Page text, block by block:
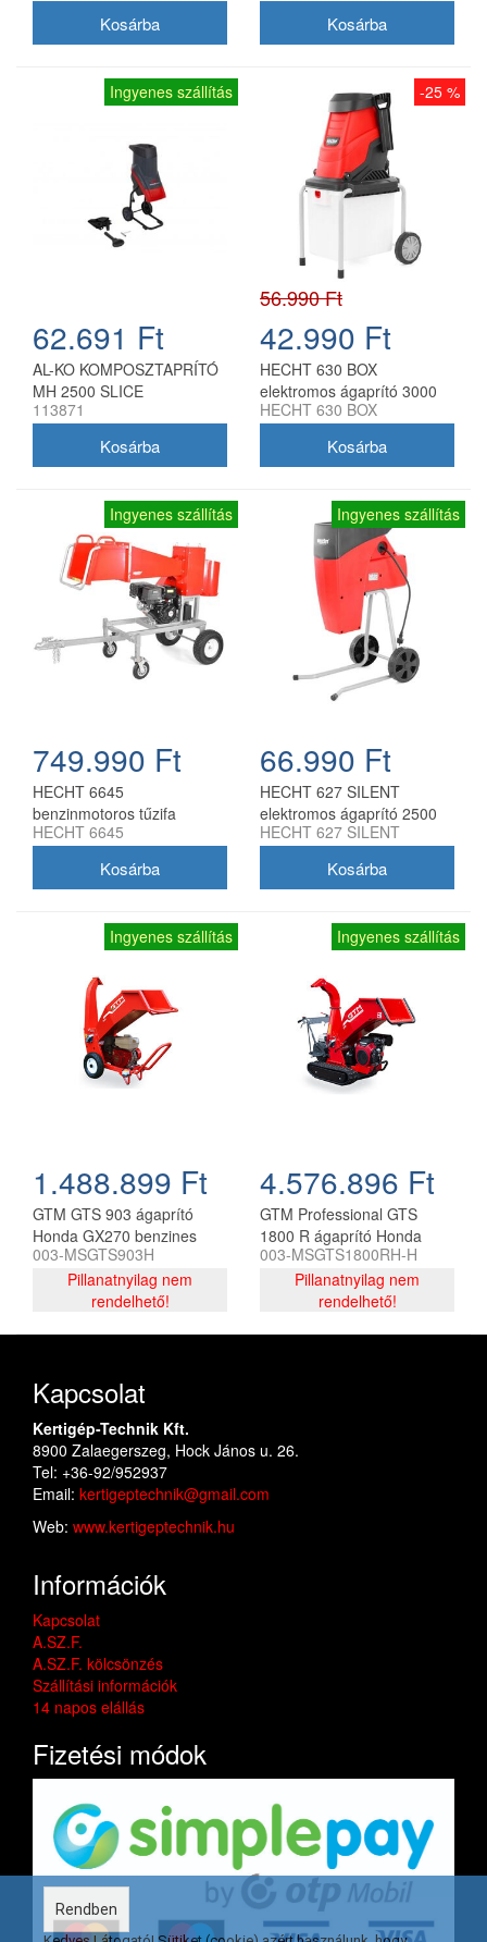
Ingyenes szállítás
62.691 Ft
AL-KO KOMPOSZTAPRÍTÓ
MH 2500 SLICE
113871
-25 %
56.990 Ft
42.990 Ft
HECHT 630 BOX
elektromos ágaprító 3000
W, 50 l gyűjtődobozzal
HECHT 630 BOX
Ingyenes szállítás
749.990 Ft
HECHT 6645
benzinmotoros tűzifa
daraboló 457 cm3 OHV
HECHT 6645
Ingyenes szállítás
66.990 Ft
HECHT 627 SILENT
elektromos ágaprító 2500
W, 4 cm
HECHT 627 SILENT
Ingyenes szállítás
1.488.899 Ft
GTM GTS 903 ágaprító
Honda GX270 benzines
motorral
003-MSGTS903H
Pillanatnyilag nem
rendelhető!
Ingyenes szállítás
4.576.896 Ft
GTM Professional GTS
1800 R ágaprító Honda
GX630 és GX160 motorral
003-MSGTS1800RH-H
Pillanatnyilag nem
rendelhető!
Kapcsolat
Kertigép-Technik Kft.
8900 Zalaegerszeg, Hock János u. 26.
Tel: +36-92/952937
Email: kertigeptechnik@gmail.com
Web: www.kertigeptechnik.hu
Információk
Kapcsolat
A.SZ.F.
A.SZ.F. kölcsönzés
Szállítási információk
14 napos elállás
Fizetési módok
Rendben